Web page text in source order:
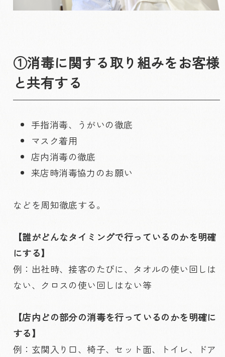
①消毒に関する取り組みをお客様
と共有する
手指消毒、うがいの徹底
マスク着用
店内消毒の徹底
来店時消毒協力のお願い
などを周知徹底する。
【誰がどんなタイミングで行っているのかを明確
にする】
例：出社時、接客のたびに、タオルの使い回しは
ない、クロスの使い回しはない等
【店内どの部分の消毒を行っているのかを明確に
する】
例：玄関入り口、椅子、セット面、トイレ、ドア